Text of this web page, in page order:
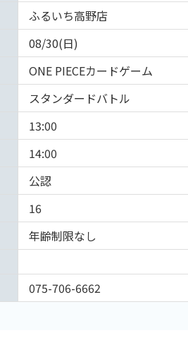
ふるいち高野店
08/30(日)
ONE PIECEカードゲーム
スタンダードバトル
13:00
14:00
公認
16
年齢制限なし
075-706-6662